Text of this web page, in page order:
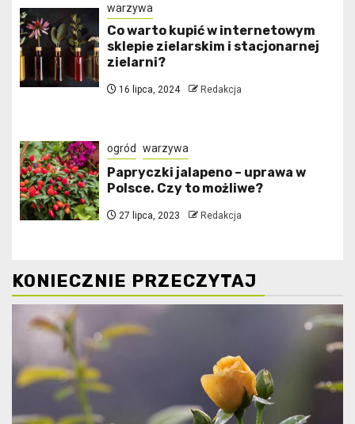
warzywa
Co warto kupić w internetowym
sklepie zielarskim i stacjonarnej
zielarni?
16 lipca, 2024 Redakcja
ogród warzywa
Papryczki jalapeno – uprawa w
Polsce. Czy to możliwe?
27 lipca, 2023 Redakcja
KONIECZNIE PRZECZYTAJ